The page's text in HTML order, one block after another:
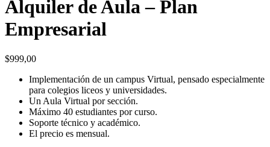
Alquiler de Aula – Plan
Empresarial
$999,00
Implementación de un campus Virtual, pensado especialmente
para colegios liceos y universidades.
Un Aula Virtual por sección.
Máximo 40 estudiantes por curso.
Soporte técnico y académico.
El precio es mensual.